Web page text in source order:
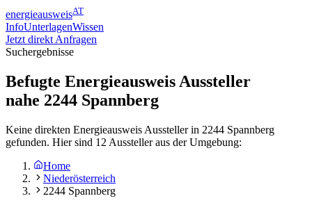
energieausweisAT
InfoUnterlagenWissen
Jetzt direkt Anfragen
Suchergebnisse
Befugte Energieausweis Aussteller
nahe 2244 Spannberg
Keine direkten Energieausweis Aussteller in 2244 Spannberg
gefunden. Hier sind 12 Aussteller aus der Umgebung:
Home
Niederösterreich
2244 Spannberg